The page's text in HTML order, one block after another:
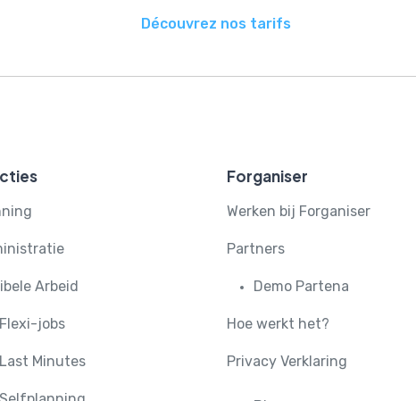
Découvrez nos tarifs
Arbeid
Flexi-jobs
Last Minutes
Forganiser
Werken bij Forganiser
Partners
Demo Partena
Hoe werkt het?
Privacy Verklaring